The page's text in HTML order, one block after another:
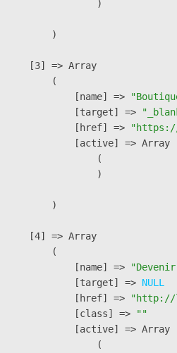
                )
        )
    [3] => Array
        (
            [name] =>
            [target] =>
            [href] =>
"https://
            [active] => Array
                (
                )
        )
    [4] => Array
        (
            [name] =>
"Devenir
            [target] =>
NULL
            [href] =>
"http://
            [class] =>
""
            [active] => Array
                (